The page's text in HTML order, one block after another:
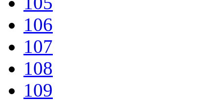
106
107
108
109